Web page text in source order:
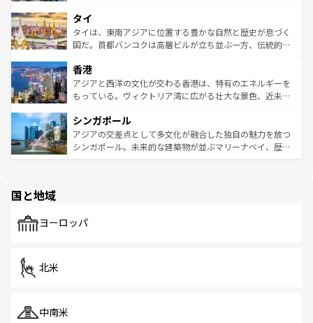
リティに包まれながら、韓国の多彩な魅力を心ゆくまで味
わってみてほしい。 なお、新着の韓国情報はコンテンツ一
覧を参照してほしい。
急速な発展と共に伝統が息づく。ハノイの古い町並みやホ
ーチミン市のフランス統治時代の建物も、独特の雰囲気を
醸し出している。また、バラエティの豊かさとおいしさで
とつ。フォーやバインミー、ベトナムコーヒーなどは、ぜ
ひ現地で味わいたい。どの地域を訪れてもあたたかい人々
が旅行者を迎えてくれるので、きっと忘れられない旅にな
参照してほしい。
タイ
タイは、東南アジアに位置する豊かな自然と歴史が息づく
国だ。首都バンコクは高層ビルが立ち並ぶ一方、伝統的な
の活気が交差している。北部ではチェンマイなどの山岳地
帯で自然と触れ合い、南部ではプーケットやクラビの美し
いビーチでリゾート気分を楽しむことができる。タイ料理
激する。気候は一年中温暖で、どの季節にも異なる楽しみ
が待っている。親しみやすいタイの人々、仏教を中心とし
た文化、そして多様な観光資源が、訪れる旅人を魅了し続
香港
アジアと西洋の文化が交わる香港は、特有のエネルギーを
もっている。ヴィクトリア湾に広がる壮大な景色、近未来
み、どこを訪れても感動するはず。観光スポットが密集し
ており、効率よく見どころを回れるのも魅力。息をのむよ
うな絶景から文化的な体験まで、香港を存分に楽しみ尽く
シンガポール
アジアの交差点として多文化が融合した独自の魅力を放つ
シンガポール。未来的な建築物が並ぶマリーナベイ、歴史
で、ホーカーズは地元の風情を楽しめる外せないスポット
国と地域
ヨーロッパ
北米
中南米